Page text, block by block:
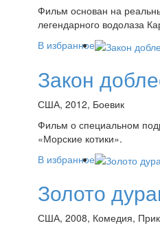
Фильм основан на
легендарного водолаза
В избранное
Закон
США, 2012, Боевик
Фильм о специальном
«Морские котики».
В избранное
Золото
США, 2008, Комедия,